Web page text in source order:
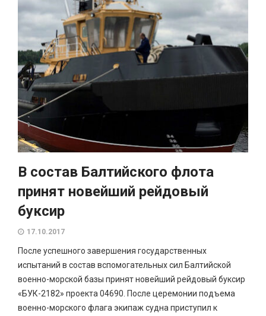
В состав Балтийского флота
принят новейший рейдовый
буксир
17.10.2017
После успешного завершения государственных
испытаний в состав вспомогательных сил Балтийской
военно-морской базы принят новейший рейдовый буксир
«БУК-2182» проекта 04690. После церемонии подъема
военно-морского флага экипаж судна приступил к